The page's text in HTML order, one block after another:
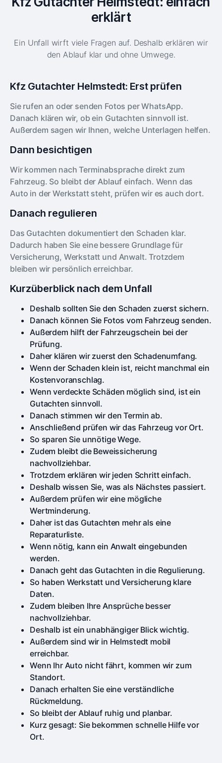
erklärt
Ein Unfall wirft viele Fragen auf. Deshalb erklären wir
den Ablauf klar und ohne Umwege.
Kfz Gutachter Helmstedt: Erst prüfen
Sie rufen an oder senden Fotos per WhatsApp.
Danach klären wir, ob ein Gutachten sinnvoll ist.
Außerdem sagen wir Ihnen, welche Unterlagen helfen.
Dann besichtigen
Wir kommen nach Terminabsprache direkt zum
Fahrzeug. So bleibt der Ablauf einfach. Wenn das
Auto in der Werkstatt steht, prüfen wir es auch dort.
Danach regulieren
Das Gutachten dokumentiert den Schaden klar.
Dadurch haben Sie eine bessere Grundlage für
Versicherung, Werkstatt und Anwalt. Trotzdem
bleiben wir persönlich erreichbar.
Kurzüberblick nach dem Unfall
Deshalb sollten Sie den Schaden zuerst sichern.
Danach können Sie Fotos vom Fahrzeug senden.
Außerdem hilft der Fahrzeugschein bei der
Prüfung.
Daher klären wir zuerst den Schadenumfang.
Wenn der Schaden klein ist, reicht manchmal ein
Kostenvoranschlag.
Wenn verdeckte Schäden möglich sind, ist ein
Gutachten sinnvoll.
Danach stimmen wir den Termin ab.
Anschließend prüfen wir das Fahrzeug vor Ort.
So sparen Sie unnötige Wege.
Zudem bleibt die Beweissicherung
nachvollziehbar.
Trotzdem erklären wir jeden Schritt einfach.
Deshalb wissen Sie, was als Nächstes passiert.
Außerdem prüfen wir eine mögliche
Wertminderung.
Daher ist das Gutachten mehr als eine
Reparaturliste.
Wenn nötig, kann ein Anwalt eingebunden
werden.
Danach geht das Gutachten in die Regulierung.
So haben Werkstatt und Versicherung klare
Daten.
Zudem bleiben Ihre Ansprüche besser
nachvollziehbar.
Deshalb ist ein unabhängiger Blick wichtig.
Außerdem sind wir in Helmstedt mobil
erreichbar.
Wenn Ihr Auto nicht fährt, kommen wir zum
Standort.
Danach erhalten Sie eine verständliche
Rückmeldung.
So bleibt der Ablauf ruhig und planbar.
Kurz gesagt: Sie bekommen schnelle Hilfe vor
Ort.